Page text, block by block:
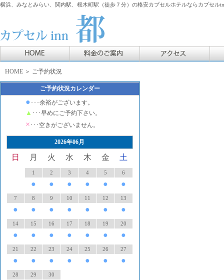
横浜、みなとみらい、関内駅、桜木町駅（徒歩７分）の格安カプセルホテルならカプセル
HOME ＞ ご予約状況
ご予約状況カレンダー
● ･･･余裕がございます。
▲ ･･･早めにご予約下さい。
× ･･･空きがございません。
2026年06月
日 月 火 水 木 金 土
1
●
2
●
3
●
4
●
5
●
6
●
7
●
8
●
9
●
10
●
11
●
12
●
13
●
14
●
15
●
16
●
17
●
18
●
19
●
20
●
21
●
22
●
23
●
24
●
25
●
26
●
27
●
28 29 30